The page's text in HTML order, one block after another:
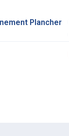
Plancher